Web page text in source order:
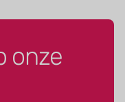
onze